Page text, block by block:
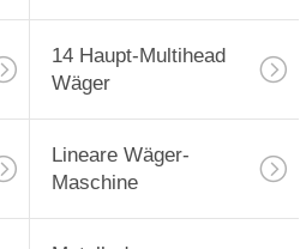
14 Haupt-Multihead
Wäger
Lineare Wäger-
Maschine